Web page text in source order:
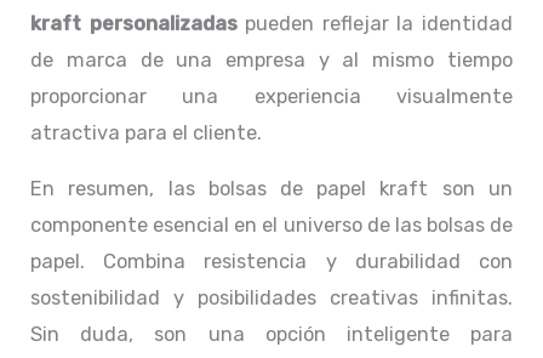
kraft personalizadaspueden reflejar la identidad
de marca de una empresa y al mismo tiempo
proporcionar una experiencia visualmente
atractiva para el cliente.
En resumen, las bolsas de papel kraft son un
componente esencial en el universo de las bolsas de
papel. Combina resistencia y durabilidad con
sostenibilidad y posibilidades creativas infinitas.
Sin duda, son una opción inteligente para